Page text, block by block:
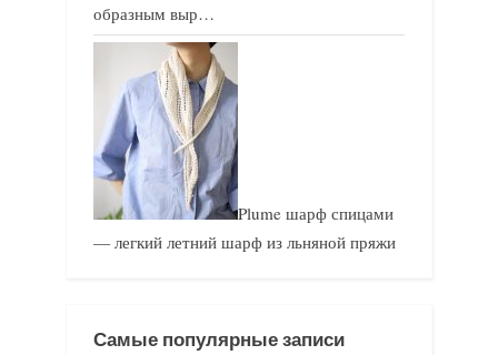
образным выр…
Plume шарф спицами
— легкий летний шарф из льняной пряжи
Самые популярные записи